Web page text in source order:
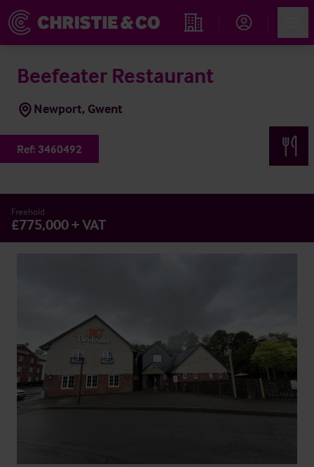
Propiedades
Beefeater Restaurant
Newport, Gwent
Ref: 3460492
Freehold
£775,000 + VAT